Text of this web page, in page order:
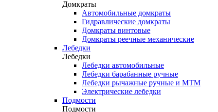
Домкраты
Автомобильные домкраты
Гидравлические домкраты
Домкраты винтовые
Домкраты реечные механические
Лебедки
Лебедки
Лебедки автомобильные
Лебедки барабанные ручные
Лебедки рычажные ручные и МТМ
Электрические лебедки
Подмости
Подмости